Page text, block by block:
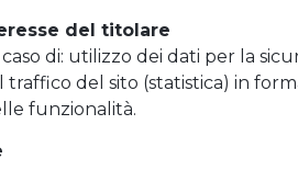
del titolare
di: utilizzo dei dati per la
traffico del sito (statistica) in
funzionalità.